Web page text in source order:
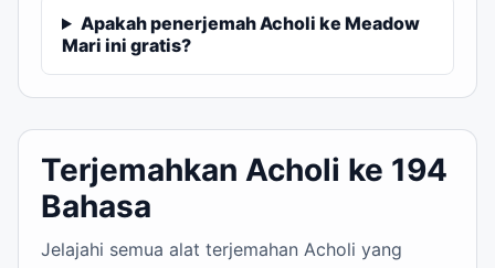
Apakah penerjemah Acholi ke Meadow
Mari ini gratis?
Terjemahkan Acholi ke 194
Bahasa
Jelajahi semua alat terjemahan Acholi yang